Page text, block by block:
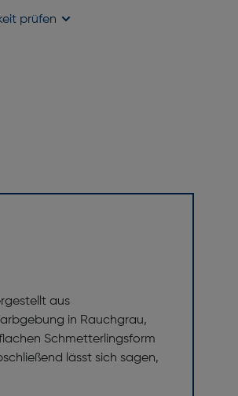
prüfen
aus
in Rauchgrau,
Schmetterlingsform
lässt sich sagen,